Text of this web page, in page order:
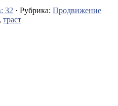
32 · Рубрика: Продвижение
, траст